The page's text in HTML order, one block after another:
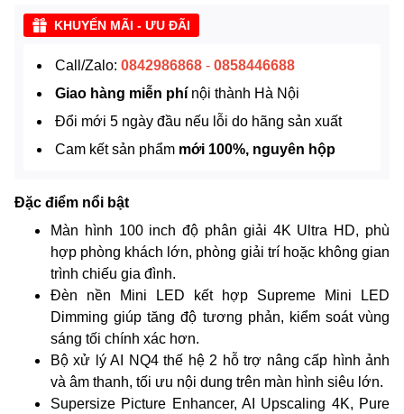
KHUYẾN MÃI - ƯU ĐÃI
Call/Zalo: 0842986868 - 0858446688
Giao hàng miễn phí nội thành Hà Nội
Đổi mới 5 ngày đầu nếu lỗi do hãng sản xuất
Cam kết sản phẩm mới 100%, nguyên hộp
Đặc điểm nổi bật
Màn hình 100 inch độ phân giải 4K Ultra HD, phù
hợp phòng khách lớn, phòng giải trí hoặc không gian
trình chiếu gia đình.
Đèn nền Mini LED kết hợp Supreme Mini LED
Dimming giúp tăng độ tương phản, kiểm soát vùng
sáng tối chính xác hơn.
Bộ xử lý AI NQ4 thế hệ 2 hỗ trợ nâng cấp hình ảnh
và âm thanh, tối ưu nội dung trên màn hình siêu lớn.
Supersize Picture Enhancer, AI Upscaling 4K, Pure